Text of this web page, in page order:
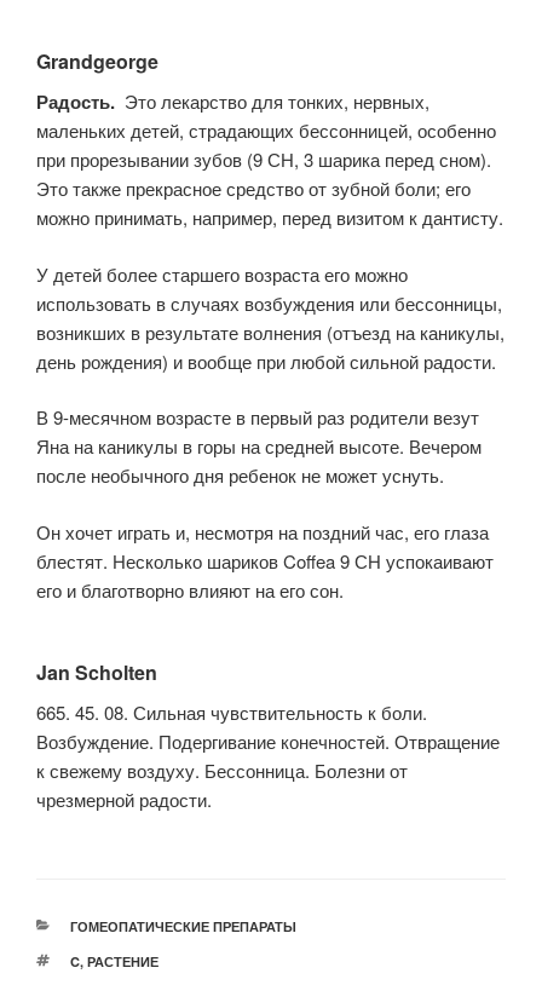
Grandgeorge
Радость. Это лекарство для тонких, нервных,
маленьких детей, страдающих бессонницей, особенно
при прорезывании зубов (9 СН, 3 шарика перед сном).
Это также прекрасное средство от зубной боли; его
можно принимать, например, перед визитом к дантисту.
У детей более старшего возраста его можно
использовать в случаях возбуждения или бессонницы,
возникших в результате волнения (отъезд на каникулы,
день рождения) и вообще при любой сильной радости.
В 9-месячном возрасте в первый раз родители везут
Яна на каникулы в горы на средней высоте. Вечером
после необычного дня ребенок не может уснуть.
Он хочет играть и, несмотря на поздний час, его глаза
блестят. Несколько шариков Coffea 9 СН успокаивают
его и благотворно влияют на его сон.
Jan Scholten
665. 45. 08. Сильная чувствительность к боли.
Возбуждение. Подергивание конечностей. Отвращение
к свежему воздуху. Бессонница. Болезни от
чрезмерной радости.
РУБРИКИ
ГОМЕОПАТИЧЕСКИЕ ПРЕПАРАТЫ
МЕТКИ
C, РАСТЕНИЕ